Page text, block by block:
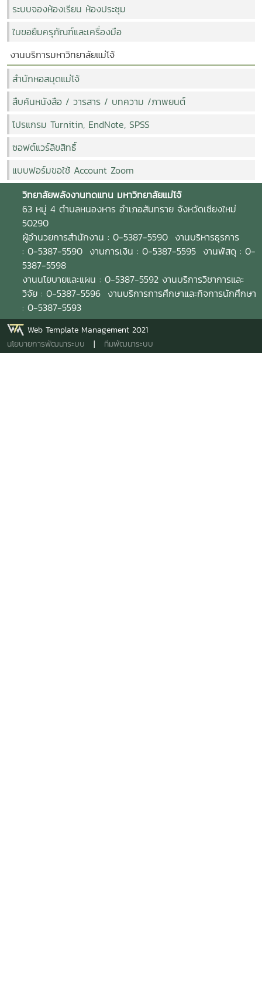
ระบบจองห้องเรียน ห้องประชุม
ใบขอยืมครุภัณฑ์และเครื่องมือ
งานบริการมหาวิทยาลัยแม่โจ้
สำนักหอสมุดแม่โจ้
สืบค้นหนังสือ / วารสาร / บทความ /ภาพยนต์
โปรแกรม Turnitin, EndNote, SPSS
ซอฟต์แวร์ลิขสิทธิ์
แบบฟอร์มขอใช้ Account Zoom
วิทยาลัยพลังงานทดแทน มหาวิทยาลัยแม่โจ้
63 หมู่ 4 ตำบลหนองหาร อำเภอสันทราย จังหวัดเชียงใหม่
50290
ผู้อำนวยการสำนักงาน : 0-5387-5590 งานบริหารธุรการ
: 0-5387-5590 งานการเงิน : 0-5387-5595 งานพัสดุ : 0-
5387-5598
งานนโยบายและแผน : 0-5387-5592 งานบริการวิชาการและ
วิจัย : 0-5387-5596 งานบริการการศึกษาและกิจการนักศึกษา
: 0-5387-5593
Web Template Management 2021
นโยบายการพัฒนาระบบ | ทีมพัฒนาระบบ